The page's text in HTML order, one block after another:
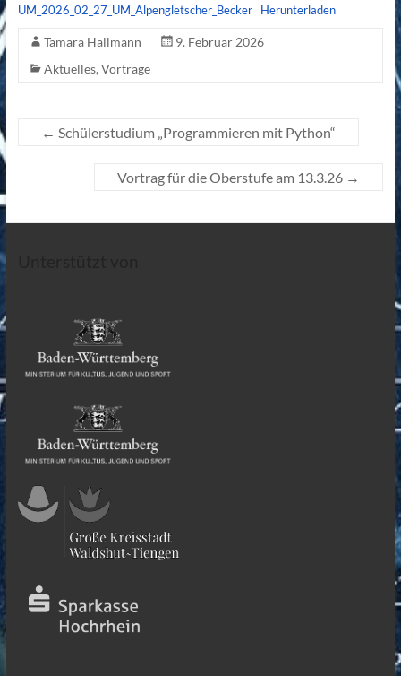
UM_2026_02_27_UM_Alpengletscher_Becker Herunterladen
Tamara Hallmann
9. Februar 2026
Aktuelles, Vorträge
← Schülerstudium „Programmieren mit Python“
Vortrag für die Oberstufe am 13.3.26 →